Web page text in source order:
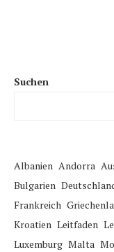
Suchen
Albanien Andorra
Bulgarien
Frankreich
Kroatien Leitfaden
Luxemburg Malta